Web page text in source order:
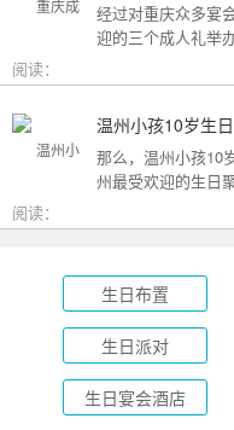
经过对重庆众多宴
迎的三个成人礼举
化格调、传统品
庭的需求。
阅读：
温州小孩10岁生
那么，温州小孩10
州最受欢迎的生日
成长礼到绿茵场派
阅读：
生日布置
生日派对
生日宴会酒店